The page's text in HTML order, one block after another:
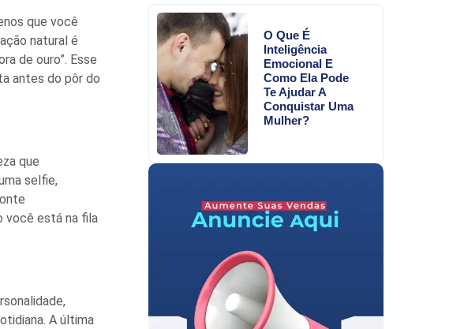
que você
natural é
de ouro”. Esse
antes do pôr do
que
selfie,
você está na fila
A última
O Que É
Inteligência
Emocional E
Como Ela Pode
Te Ajudar A
Conquistar Uma
Mulher?